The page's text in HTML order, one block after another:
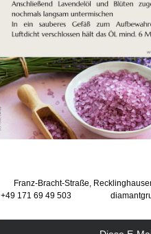
Franz-Bracht-Straße,
+49 171 69 49 503